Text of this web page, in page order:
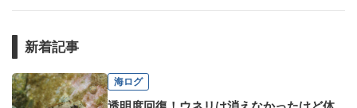
新着記事
海ログ